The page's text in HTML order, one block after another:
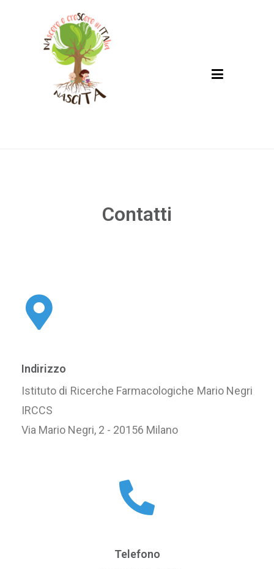
Contatti
Indirizzo
Istituto di Ricerche Farmacologiche Mario Negri
IRCCS
Via Mario Negri, 2 - 20156 Milano
Telefono